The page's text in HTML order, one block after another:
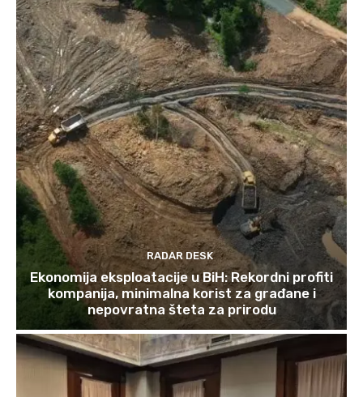
RADAR DESK
Ekonomija eksploatacije u BiH: Rekordni profiti
kompanija, minimalna korist za građane i
nepovratna šteta za prirodu